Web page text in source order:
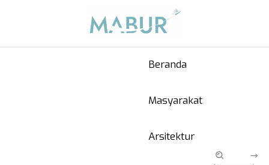
Beranda
Masyarakat
Arsitektur